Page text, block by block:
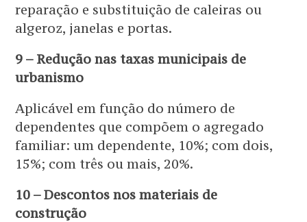
reparação e substituição de caleiras ou
algeroz, janelas e portas.
9 – Redução nas taxas municipais de
urbanismo
Aplicável em função do número de
dependentes que compõem o agregado
familiar: um dependente, 10%; com dois,
15%; com três ou mais, 20%.
10 – Descontos nos materiais de
construção